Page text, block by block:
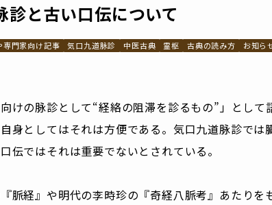
診と古い口伝について
専門家向け記事 気口九道脉診 中医古典 霊枢 古典の読み方 お知ら
けの脉診として“経絡の阻滞を診るもの”」とし
身としてはそれは方便である。気口九道脉診では
伝ではそれは重要でないとされている。
脈経』や明代の李時珍の『奇経八脈考』あたりを